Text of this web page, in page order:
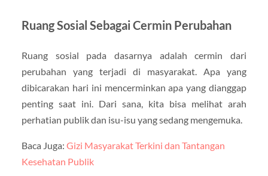
Ruang Sosial Sebagai Cermin Perubahan
Ruang sosial pada dasarnya adalah cermin dari
perubahan yang terjadi di masyarakat. Apa yang
dibicarakan hari ini mencerminkan apa yang dianggap
penting saat ini. Dari sana, kita bisa melihat arah
perhatian publik dan isu-isu yang sedang mengemuka.
Baca Juga: Gizi Masyarakat Terkini dan Tantangan
Kesehatan Publik